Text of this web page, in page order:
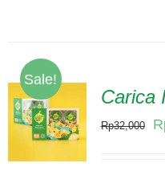
Sale!
Carica
Rp32,000